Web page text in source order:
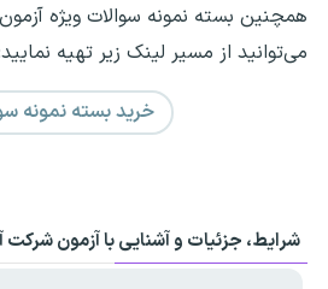
همچنین بسته نمونه سوالات ویژه آزمون
می‌توانید از مسیر لینک زیر تهیه
خرید بسته نمونه
شرایط، جزئیات و آشنایی با آزمون شرکت